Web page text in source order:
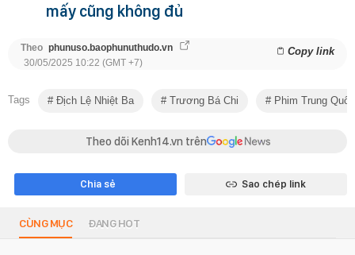
mấy cũng không đủ
Theo phunuso.baophunuthudo.vn Copy link
30/05/2025 10:22 (GMT +7)
Tags Địch Lệ Nhiệt Ba Trương Bá Chi Phim Trung Quốc
Theo dõi Kenh14.vn trên
Chia sẻ Sao chép link
CÙNG MỤC ĐANG HOT